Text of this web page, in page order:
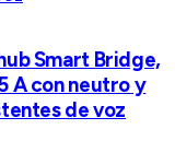
Smart Bridge,
A con neutro y
de voz